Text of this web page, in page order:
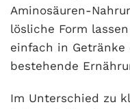
Aminosäuren-
lösliche Form
einfach in
bestehende
Im Unterschied zu